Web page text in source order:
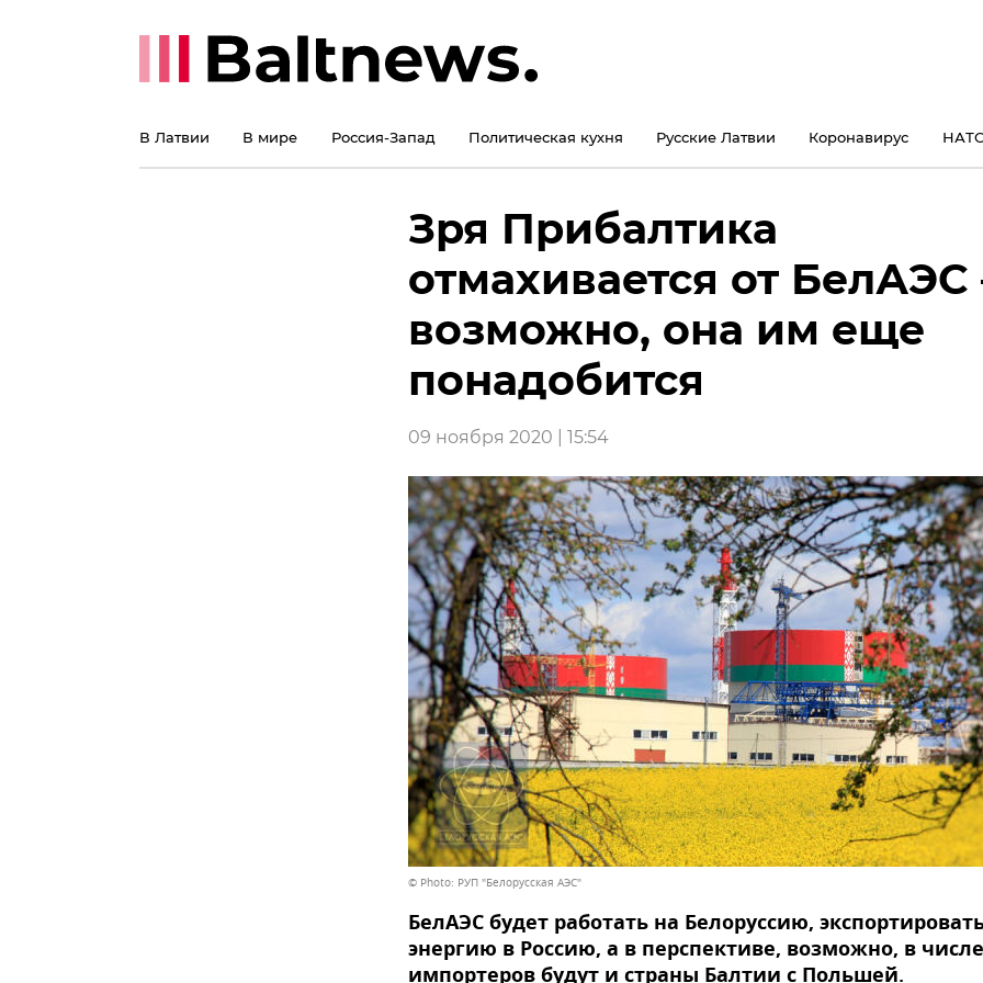
В Латвии В мире Россия-Запад Политическая кухня Русские Латвии Коронавирус
Зря Прибалтика
отмахивается от БелАЭС
возможно, она им еще
понадобится
09 ноября 2020 | 15:54
© Photo: РУП "Белорусская АЭС"
БелАЭС будет работать на Белоруссию,
энергию в Россию, а в перспективе, возможно, в числе